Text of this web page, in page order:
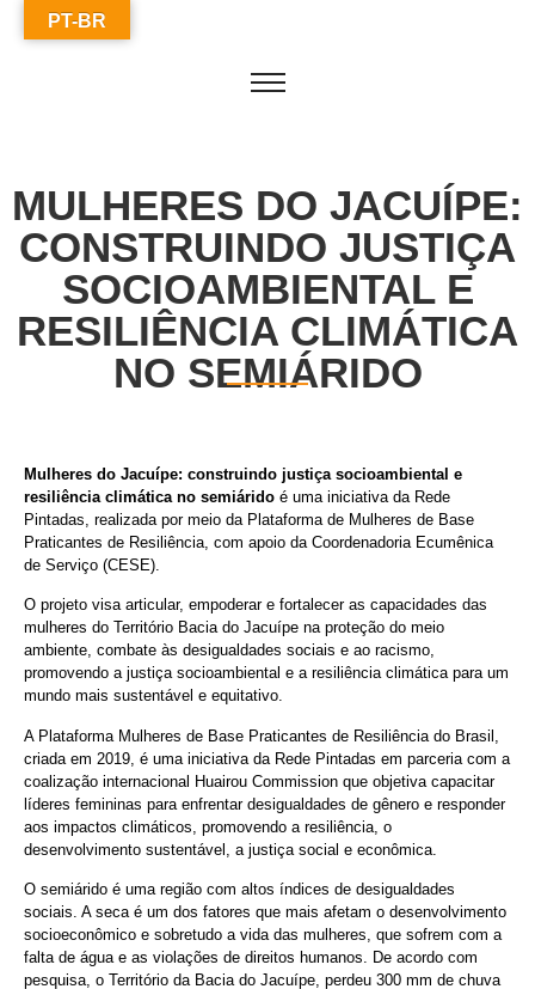
MULHERES DO JACUÍPE:
CONSTRUINDO JUSTIÇA
SOCIOAMBIENTAL E
RESILIÊNCIA CLIMÁTICA
NO SEMIÁRIDO
Mulheres do Jacuípe: construindo justiça socioambiental e
resiliência climática no semiárido é uma iniciativa da Rede
Pintadas, realizada por meio da Plataforma de Mulheres de Base
Praticantes de Resiliência, com apoio da Coordenadoria Ecumênica
de Serviço (CESE).
O projeto visa articular, empoderar e fortalecer as capacidades das
mulheres do Território Bacia do Jacuípe na proteção do meio
ambiente, combate às desigualdades sociais e ao racismo,
promovendo a justiça socioambiental e a resiliência climática para um
mundo mais sustentável e equitativo.
A Plataforma Mulheres de Base Praticantes de Resiliência do Brasil,
criada em 2019, é uma iniciativa da Rede Pintadas em parceria com a
coalização internacional Huairou Commission que objetiva capacitar
líderes femininas para enfrentar desigualdades de gênero e responder
aos impactos climáticos, promovendo a resiliência, o
desenvolvimento sustentável, a justiça social e econômica.
O semiárido é uma região com altos índices de desigualdades
sociais. A seca é um dos fatores que mais afetam o desenvolvimento
socioeconômico e sobretudo a vida das mulheres, que sofrem com a
falta de água e as violações de direitos humanos. De acordo com
pesquisa, o Território da Bacia do Jacuípe, perdeu 300 mm de chuva
PT-BR